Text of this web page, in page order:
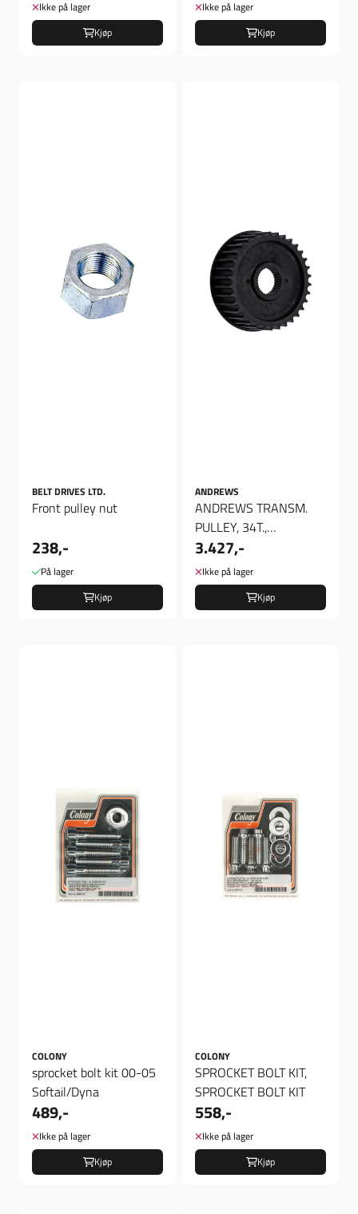
Ikke på lager
Kjøp
Ikke på lager
Kjøp
BELT DRIVES LTD.
Front pulley nut
238,-
På lager
Kjøp
ANDREWS
ANDREWS TRANSM.
PULLEY, 34T.,
Pulley/gearkasse
3.427,-
Ikke på lager
Kjøp
COLONY
sprocket bolt kit 00-05
Softail/Dyna
489,-
Ikke på lager
Kjøp
COLONY
SPROCKET BOLT KIT,
SPROCKET BOLT KIT
558,-
Ikke på lager
Kjøp